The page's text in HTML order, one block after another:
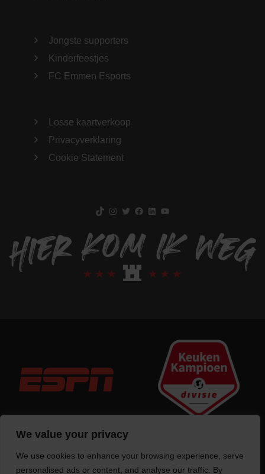
We value your privacy
We use cookies to enhance your browsing experience, serve
personalised ads or content, and analyse our traffic. By
Jongste supporters
Kinderfeestjes
FC Emmen Esports
Losse kaartverkoop
Privacyverklaring
Cookie Statement